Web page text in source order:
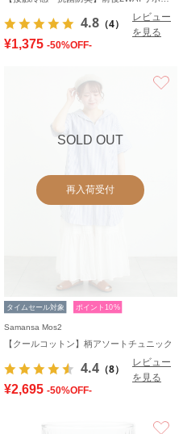
4.8 （4）
レビュー
を見る
¥1,375 -50%OFF-
SOLD OUT
再入荷受付
タイムセール対象 ポイント10%
Samansa Mos2
【クールコットン】柄アソートチュニック
4.4 （8）
レビュー
を見る
¥2,695 -50%OFF-